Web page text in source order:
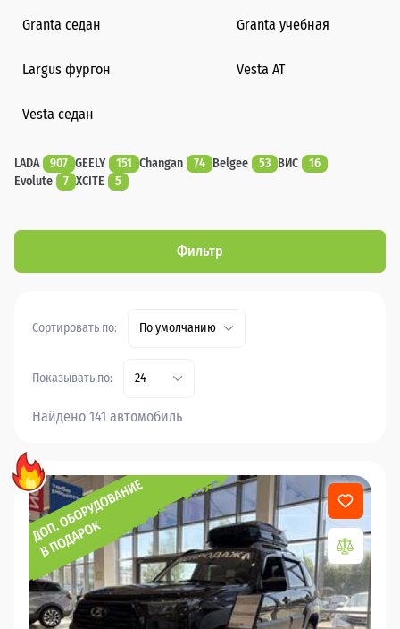
Granta седан Granta учебная
Largus фургон Vesta AT
Vesta седан
LADA 907 GEELY 151 Changan 74 Belgee 53 ВИС
16
Evolute
7 XCITE 5
Фильтр
Сортировать по: По умолчанию
Показывать по: 24
Найдено 141 автомобиль